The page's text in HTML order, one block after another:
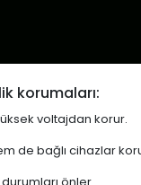
korumaları:
voltajdan korur.
de bağlı cihazlar